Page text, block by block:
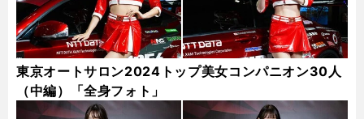
東京オートサロン2024トップ美女コンパニオン30人
（中編）「全身フォト」